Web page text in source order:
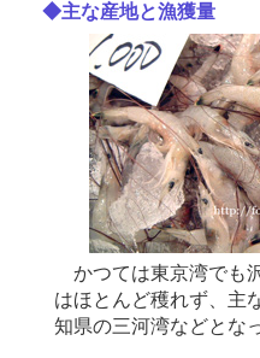
◆主な産地と漁獲量
かつては東京湾でも
はほとんど穫れず、主
知県の三河湾などとな